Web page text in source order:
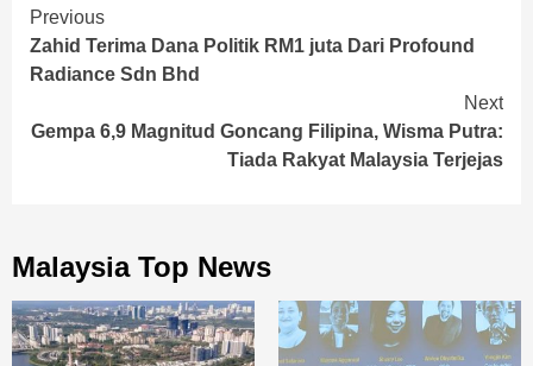
Continue
Reading
Previous
Zahid Terima Dana Politik RM1 juta Dari Profound
Radiance Sdn Bhd
Next
Gempa 6,9 Magnitud Goncang Filipina, Wisma Putra:
Tiada Rakyat Malaysia Terjejas
Malaysia Top News